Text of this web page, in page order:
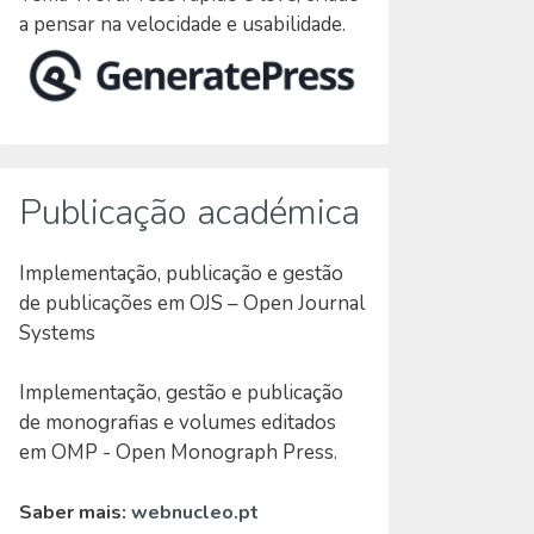
a pensar na velocidade e usabilidade.
Publicação académica
Implementação, publicação e gestão
de publicações em OJS – Open Journal
Systems
Implementação, gestão e publicação
de monografias e volumes editados
em OMP - Open Monograph Press.
Saber mais: webnucleo.pt